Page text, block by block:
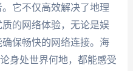
它不仅高效解决了地理
的网络体验，无论是娱
保畅快的网络连接。海
身处世界何地，都能感受